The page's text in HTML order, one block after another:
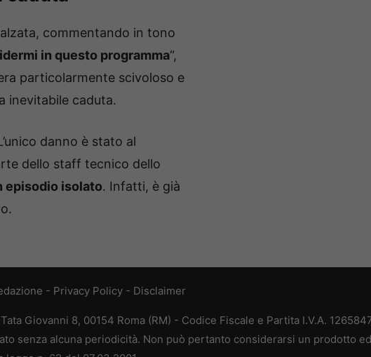
commentando in tono
in questo programma“,
particolarmente scivoloso e
inevitabile caduta.
danno è stato al
dello staff tecnico dello
episodio isolato. Infatti, è già
- Privacy Policy - Disclaimer
Giovanni 8, 00154 Roma (RM) - Codice Fiscale e Partita I.V.A.
senza alcuna periodicità. Non può pertanto considerarsi un prodotto